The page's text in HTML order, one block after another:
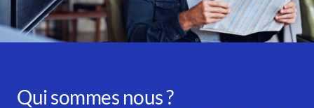
Qui sommes nous ?